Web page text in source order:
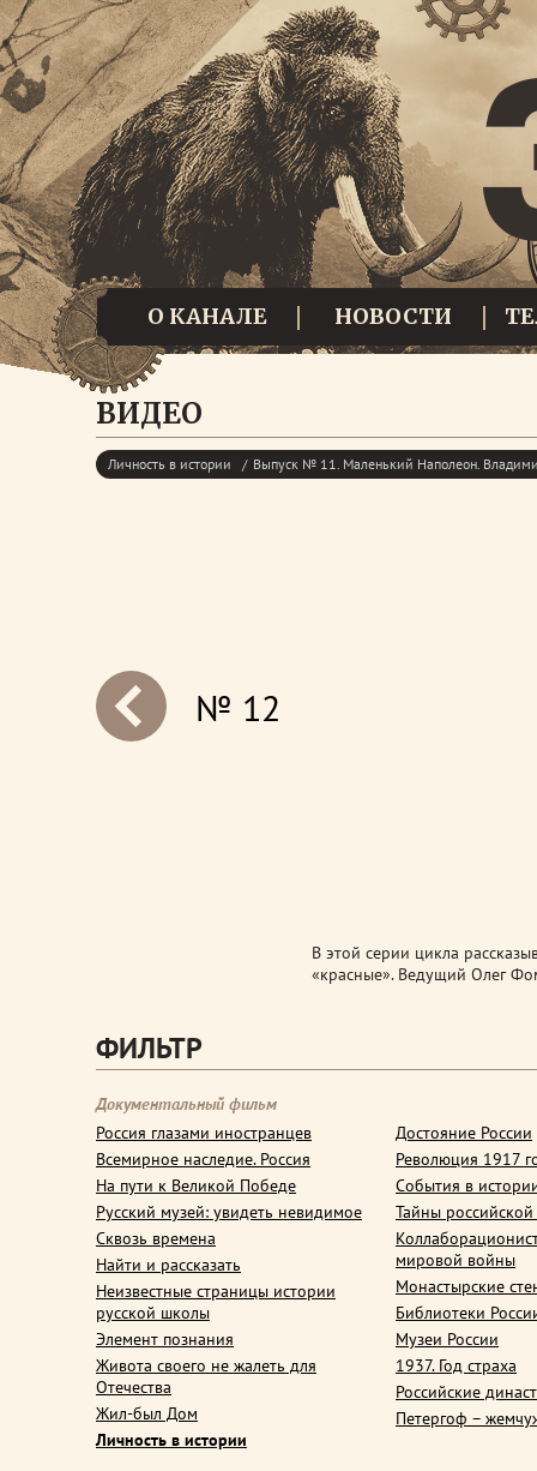
О КАНАЛЕ НОВОСТИ
ВИДЕО
Личность в истории Выпуск № 11. Маленький Наполеон.
№ 12
В этой серии цикла
«красные». Ведущий Олег
ФИЛЬТР
Документальный фильм
Россия глазами иностранцев
Всемирное наследие. Россия
На пути к Великой Победе
Русский музей: увидеть невидимое
Сквозь времена
Найти и рассказать
Неизвестные страницы истории
русской школы
Элемент познания
Живота своего не жалеть для
Отечества
Жил-был Дом
Личность в истории
Достояние России
Революция 1917
События в
Тайны
мировой войны
Монастырские
Библиотеки
Музеи России
1937. Год страха
Российские
Петергоф –